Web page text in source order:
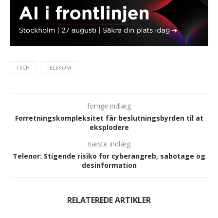
TECH TELEKOM
forrige indlæg
Forretningskompleksitet får beslutningsbyrden til at
eksplodere
næste indlæg
Telenor: Stigende risiko for cyberangreb, sabotage og
desinformation
RELATEREDE ARTIKLER